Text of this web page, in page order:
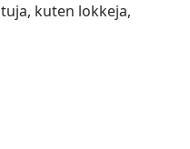
kuten lokkeja,